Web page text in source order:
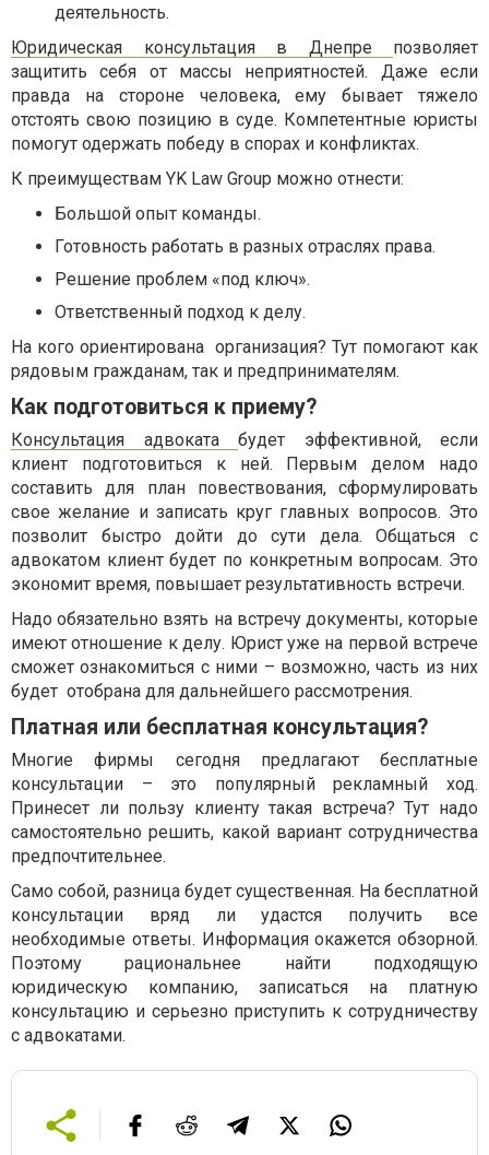
деятельность.
Юридическая консультация в Днепре позволяет
защитить себя от массы неприятностей. Даже если
правда на стороне человека, ему бывает тяжело
отстоять свою позицию в суде. Компетентные юристы
помогут одержать победу в спорах и конфликтах.
К преимуществам YK Law Group можно отнести:
Большой опыт команды.
Готовность работать в разных отраслях права.
Решение проблем «под ключ».
Ответственный подход к делу.
На кого ориентирована организация? Тут помогают как
рядовым гражданам, так и предпринимателям.
Как подготовиться к приему?
Консультация адвоката будет эффективной, если
клиент подготовиться к ней. Первым делом надо
составить для план повествования, сформулировать
свое желание и записать круг главных вопросов. Это
позволит быстро дойти до сути дела. Общаться с
адвокатом клиент будет по конкретным вопросам. Это
экономит время, повышает результативность встречи.
Надо обязательно взять на встречу документы, которые
имеют отношение к делу. Юрист уже на первой встрече
сможет ознакомиться с ними – возможно, часть из них
будет отобрана для дальнейшего рассмотрения.
Платная или бесплатная консультация?
Многие фирмы сегодня предлагают бесплатные
консультации – это популярный рекламный ход.
Принесет ли пользу клиенту такая встреча? Тут надо
самостоятельно решить, какой вариант сотрудничества
предпочтительнее.
Само собой, разница будет существенная. На бесплатной
консультации вряд ли удастся получить все
необходимые ответы. Информация окажется обзорной.
Поэтому рациональнее найти подходящую
юридическую компанию, записаться на платную
консультацию и серьезно приступить к сотрудничеству
с адвокатами.